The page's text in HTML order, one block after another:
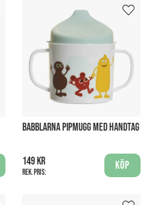
BABBLARNA PIPMUGG MED HANDTAG
149 kr
Rek. pris:
Köp